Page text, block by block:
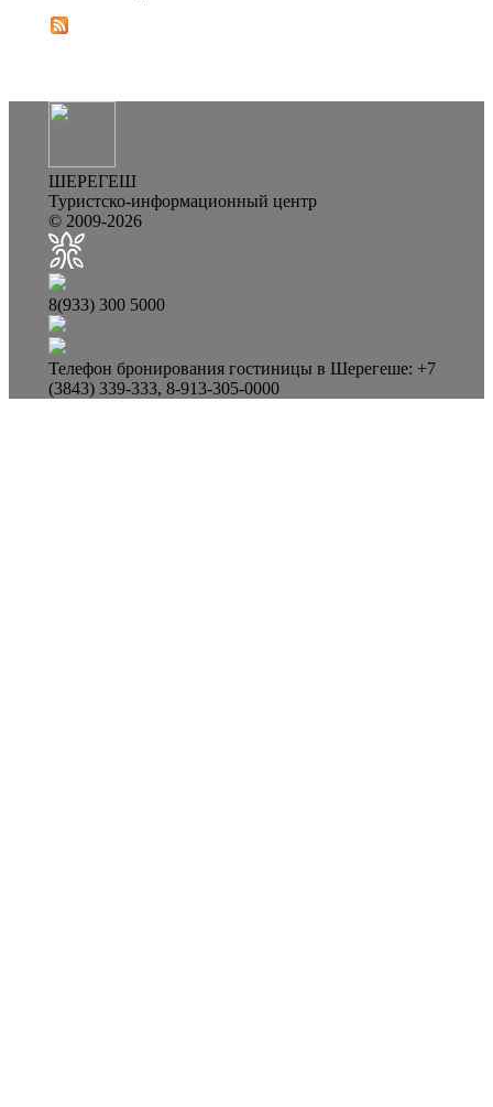
ШЕРЕГЕШ
Туристско-информационный центр
© 2009-2026
8(933) 300 5000
Телефон бронирования гостиницы в Шерегеше: +7
(3843) 339-333, 8-913-305-0000